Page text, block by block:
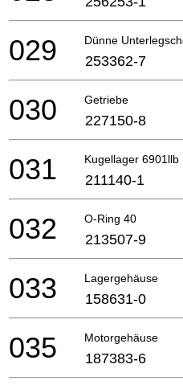
Dünne
029 253362-7
Getriebe
030 227150-8
Kugellager 6901llb
031 211140-1
O-Ring 40
032 213507-9
Lagergehäuse
033 158631-0
Motorgehäuse
035 187383-6